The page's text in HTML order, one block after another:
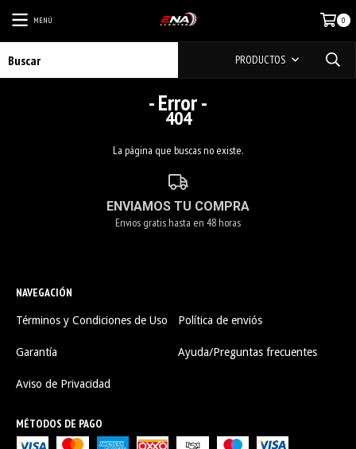
MENÚ 0
PRODUCTOS
- Error -
404
La página que buscas no existe.
ENVIAMOS TU COMPRA
Envios gratis hasta en 48 horas
NAVEGACIÓN
Términos y Condiciones de Uso Política de enviós
Garantía Ayuda/Preguntas frecuentes
Aviso de Privacidad
MÉTODOS DE PAGO